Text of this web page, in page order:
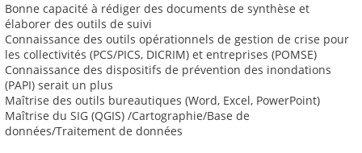
Bonne capacité à rédiger des documents de synthèse et
élaborer des outils de suivi
Connaissance des outils opérationnels de gestion de crise pour
les collectivités (PCS/PICS, DICRIM) et entreprises (POMSE)
Connaissance des dispositifs de prévention des inondations
(PAPI) serait un plus
Maîtrise des outils bureautiques (Word, Excel, PowerPoint)
Maîtrise du SIG (QGIS) /Cartographie/Base de
données/Traitement de données